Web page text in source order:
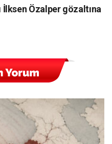
İlksen Özalper gözaltına